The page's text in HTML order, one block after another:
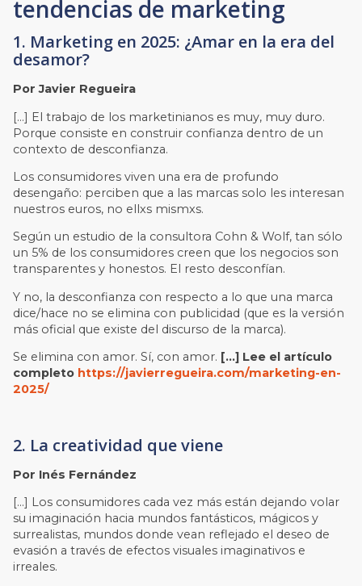
tendencias de marketing
1. Marketing en 2025: ¿Amar en la era del
desamor?
Por Javier Regueira
[…] El trabajo de los marketinianos es muy, muy duro.
Porque consiste en construir confianza dentro de un
contexto de desconfianza.
Los consumidores viven una era de profundo
desengaño: perciben que a las marcas solo les interesan
nuestros euros, no ellxs mismxs.
Según un estudio de la consultora Cohn & Wolf, tan sólo
un 5% de los consumidores creen que los negocios son
transparentes y honestos. El resto desconfían.
Y no, la desconfianza con respecto a lo que una marca
dice/hace no se elimina con publicidad (que es la versión
más oficial que existe del discurso de la marca).
Se elimina con amor. Sí, con amor. […] Lee el artículo
completo https://javierregueira.com/marketing-en-
2025/
2. La creatividad que viene
Por Inés Fernández
[…] Los consumidores cada vez más están dejando volar
su imaginación hacia mundos fantásticos, mágicos y
surrealistas, mundos donde vean reflejado el deseo de
evasión a través de efectos visuales imaginativos e
irreales.